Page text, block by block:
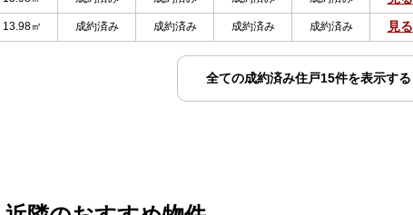
13.98㎡ 成約済み 成約済み 成約済み 成約済み 見る
全ての成約済み住戸15件を表示する